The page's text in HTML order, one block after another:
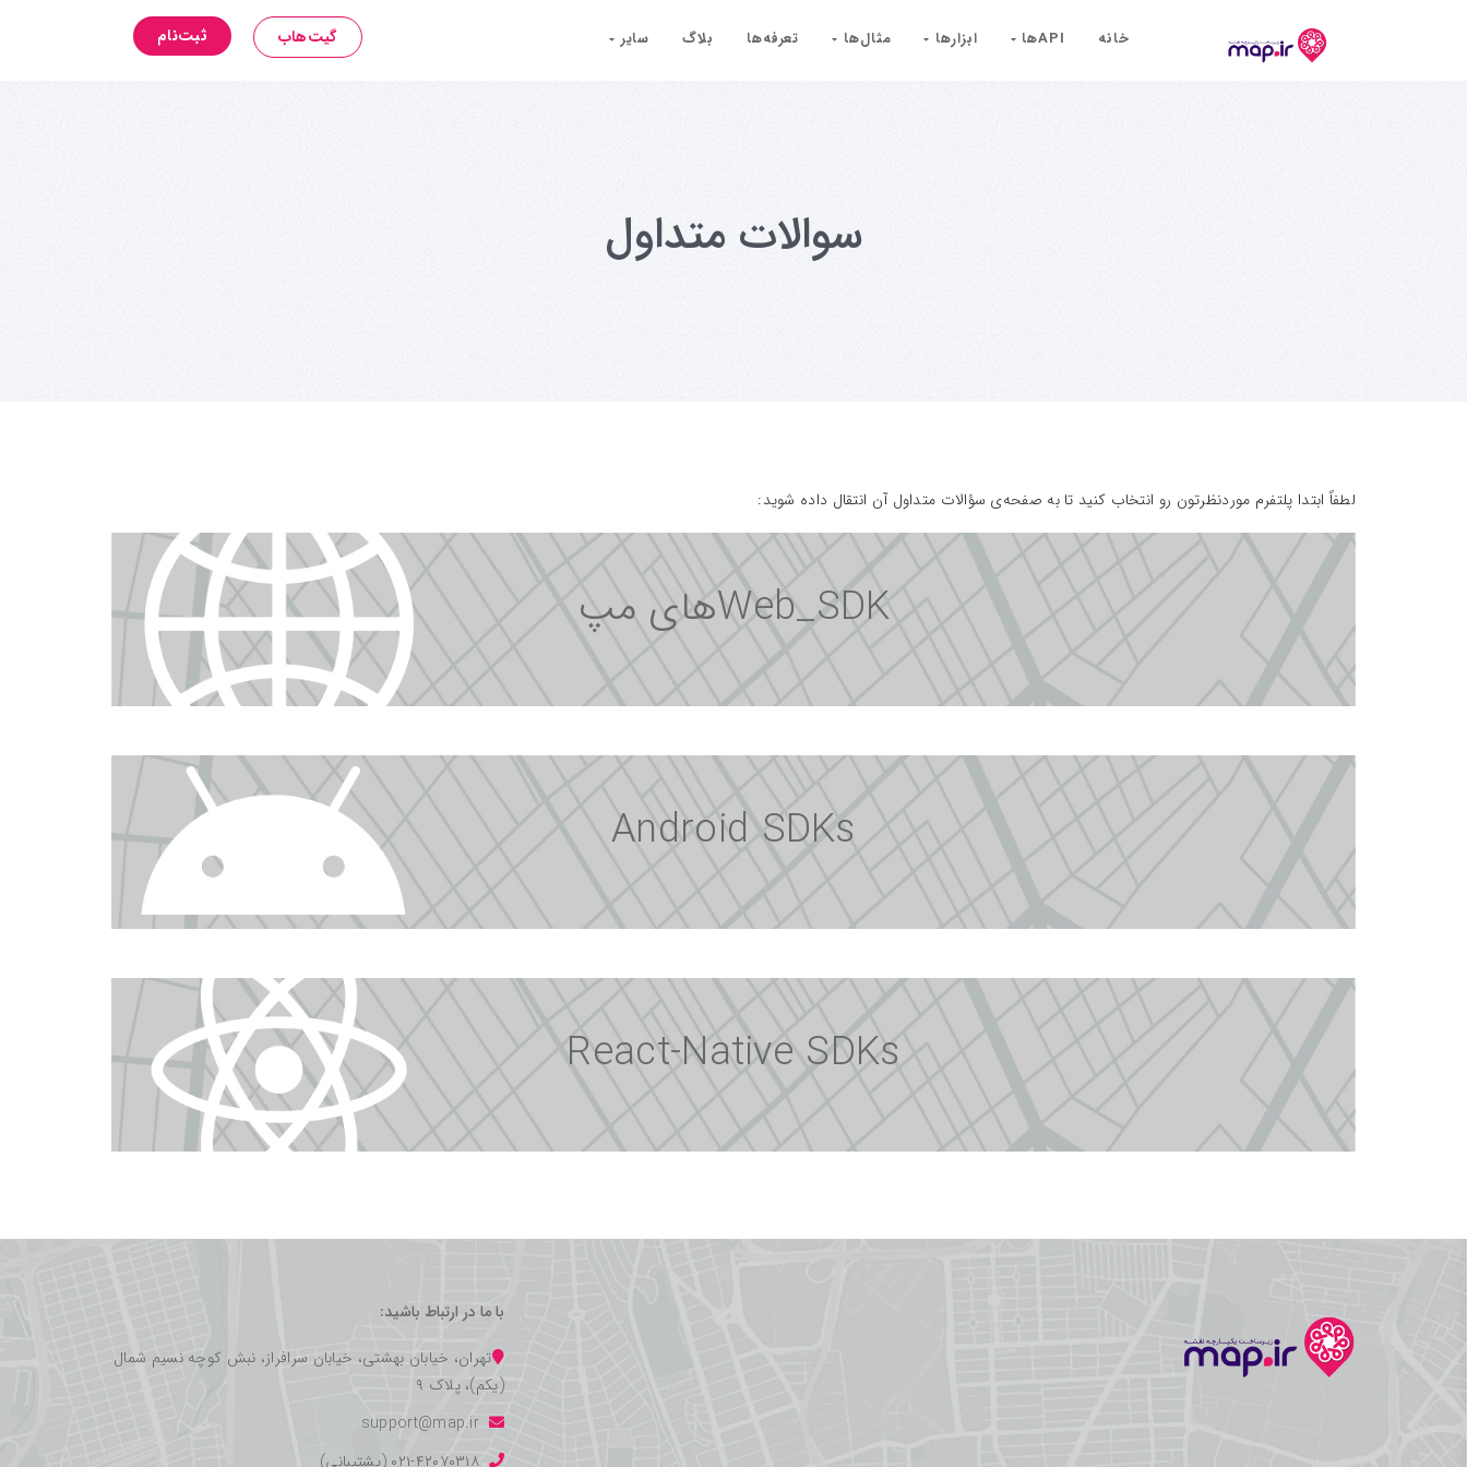
ثبت‌نام گیت‌هاب خانه API‌ها ابزارها مثال‌ها تعرفه‌ها بلاگ سایر
سوالات متداول
لطفاً ابتدا پلتفرم مورد‌نظرتون رو انتخاب کنید تا به صفحه‌ی سؤالات متداول آن انتقال داده شوید:
Web_SDKهای مپ
Android SDKs
React-Native SDKs
با ما در ارتباط باشید:
تهران، خیابان بهشتی، خیابان سرافراز، نبش کوچه نسیم شمال
(یکم)، پلاک ۹